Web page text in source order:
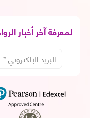
لمعرفة آخر أخبار